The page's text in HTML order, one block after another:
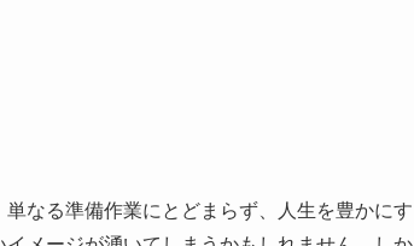
なる準備作業にとどまらず、人生を豊かにす